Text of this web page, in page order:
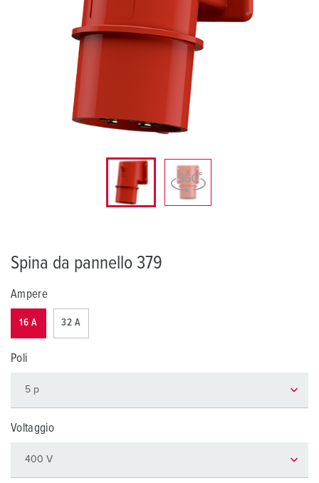
Spina da pannello 379
Ampere
16 A 32 A
Poli
Voltaggio